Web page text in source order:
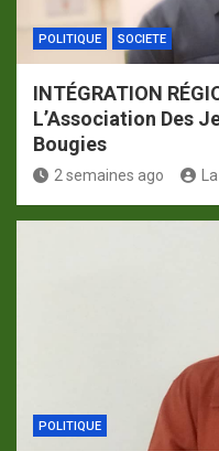
POLITIQUE SOCIETE
INTÉGRATION
L’Association Des
Bougies
2 semaines ago
POLITIQUE